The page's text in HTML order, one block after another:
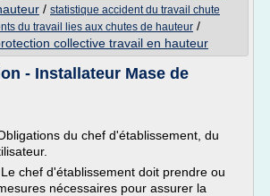
/ statistique accident du travail chute
du travail lies aux chutes de hauteur /
collective travail en hauteur
- Installateur Mase de
du chef d'établissement, du
chef d'établissement doit prendre ou
nécessaires pour assurer la